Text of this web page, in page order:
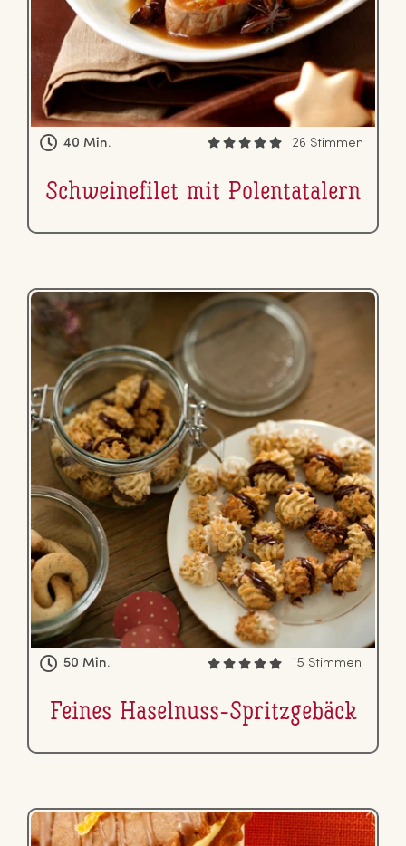
40 Min. 26 Stimmen
Schwei­ne­fi­let mit Po­len­ta­ta­lern
50 Min. 15 Stimmen
Feines Haselnuss-Spritz­ge­bäck